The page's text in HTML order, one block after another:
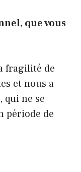
que vous
fragilité de
et nous a
ne se
période de